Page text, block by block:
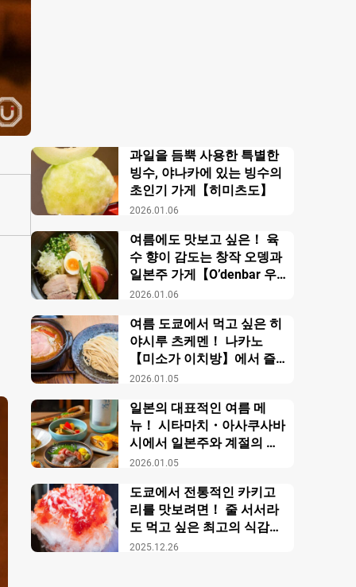
2026.01.06
과일을 듬뿍 사용한 특별한
빙수, 야나카에 있는 빙수의
초인기 가게【히미츠도】
2026.01.06
여름에도 맛보고 싶은！ 육
수 향이 감도는 창작 오뎅과
일본주 가게【O’denbar 우
마미 아자부주반】
2026.01.05
여름 도쿄에서 먹고 싶은 히
야시루 츠케멘！ 나카노
【미소가 이치방】에서 즐
기는 창작 미소 라멘
2026.01.05
일본의 대표적인 여름 메
뉴！ 시타마치・아사쿠사바
시에서 일본주와 계절의 미
각을 만끽【니혼슈 바루 카
2025.12.26
도쿄에서 전통적인 카키고
리를 맛보려면！ 줄 서서라
도 먹고 싶은 최고의 식감의
비밀【우에노 카키고리 센